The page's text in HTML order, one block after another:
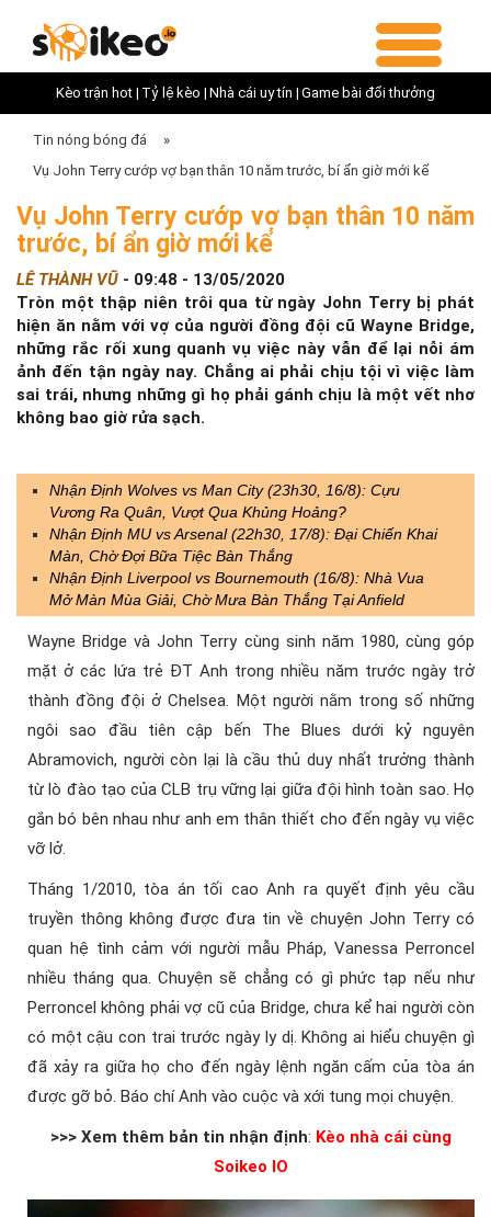
Kèo trận hot | Tỷ lệ kèo | Nhà cái uy tín | Game bài đổi thưởng
Tin nóng bóng đá
»
Vụ John Terry cướp vợ bạn thân 10 năm trước, bí ẩn giờ mới kể
Vụ John Terry cướp vợ bạn thân 10 năm
trước, bí ẩn giờ mới kể
LÊ THÀNH VŨ - 09:48 - 13/05/2020
Tròn một thập niên trôi qua từ ngày John Terry bị phát
hiện ăn nằm với vợ của người đồng đội cũ Wayne Bridge,
những rắc rối xung quanh vụ việc này vẫn để lại nỗi ám
ảnh đến tận ngày nay. Chẳng ai phải chịu tội vì việc làm
sai trái, nhưng những gì họ phải gánh chịu là một vết nhơ
không bao giờ rửa sạch.
Nhận Định Wolves vs Man City (23h30, 16/8): Cựu
Vương Ra Quân, Vượt Qua Khủng Hoảng?
Nhận Định MU vs Arsenal (22h30, 17/8): Đại Chiến Khai
Màn, Chờ Đợi Bữa Tiệc Bàn Thắng
Nhận Định Liverpool vs Bournemouth (16/8): Nhà Vua
Mở Màn Mùa Giải, Chờ Mưa Bàn Thắng Tại Anfield
Wayne Bridge và John Terry cùng sinh năm 1980, cùng góp
mặt ở các lứa trẻ ĐT Anh trong nhiều năm trước ngày trở
thành đồng đội ở Chelsea. Một người nằm trong số những
ngôi sao đầu tiên cập bến The Blues dưới kỷ nguyên
Abramovich, người còn lại là cầu thủ duy nhất trưởng thành
từ lò đào tạo của CLB trụ vững lại giữa đội hình toàn sao. Họ
gắn bó bên nhau như anh em thân thiết cho đến ngày vụ việc
vỡ lở.
Tháng 1/2010, tòa án tối cao Anh ra quyết định yêu cầu
truyền thông không được đưa tin về chuyện John Terry có
quan hệ tình cảm với người mẫu Pháp, Vanessa Perroncel
nhiều tháng qua. Chuyện sẽ chẳng có gì phức tạp nếu như
Perroncel không phải vợ cũ của Bridge, chưa kể hai người còn
có một cậu con trai trước ngày ly dị. Không ai hiểu chuyện gì
đã xảy ra giữa họ cho đến ngày lệnh ngăn cấm của tòa án
được gỡ bỏ. Báo chí Anh vào cuộc và xới tung mọi chuyện.
>>> Xem thêm bản tin nhận định: Kèo nhà cái cùng
Soikeo IO